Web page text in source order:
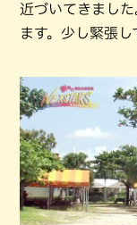
近づいてきまし
ます。少し緊張